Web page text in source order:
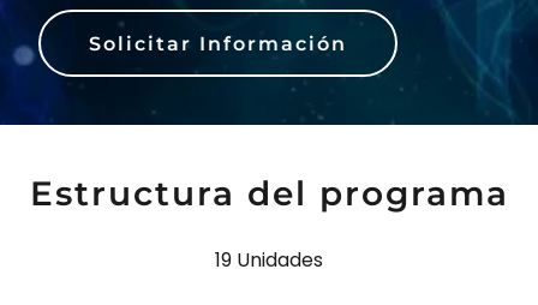
Solicitar Información
Estructura del programa
19 Unidades